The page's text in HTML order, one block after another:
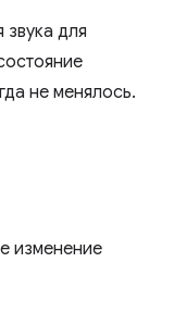
для
не менялось.
изменение